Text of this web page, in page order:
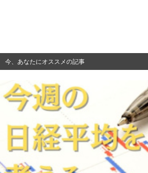
今、あなたにオススメの記事